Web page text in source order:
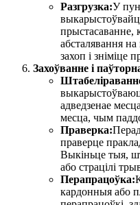
Разгрузка:У
прыстасаванне,
абсталявання
захоп і зніміце
Захоўванне і
адведзенае
месца, чым
Праверка:
праверце
Выкіньце тыя,
або страцілі
Перапрацоўка:
кардонныя або